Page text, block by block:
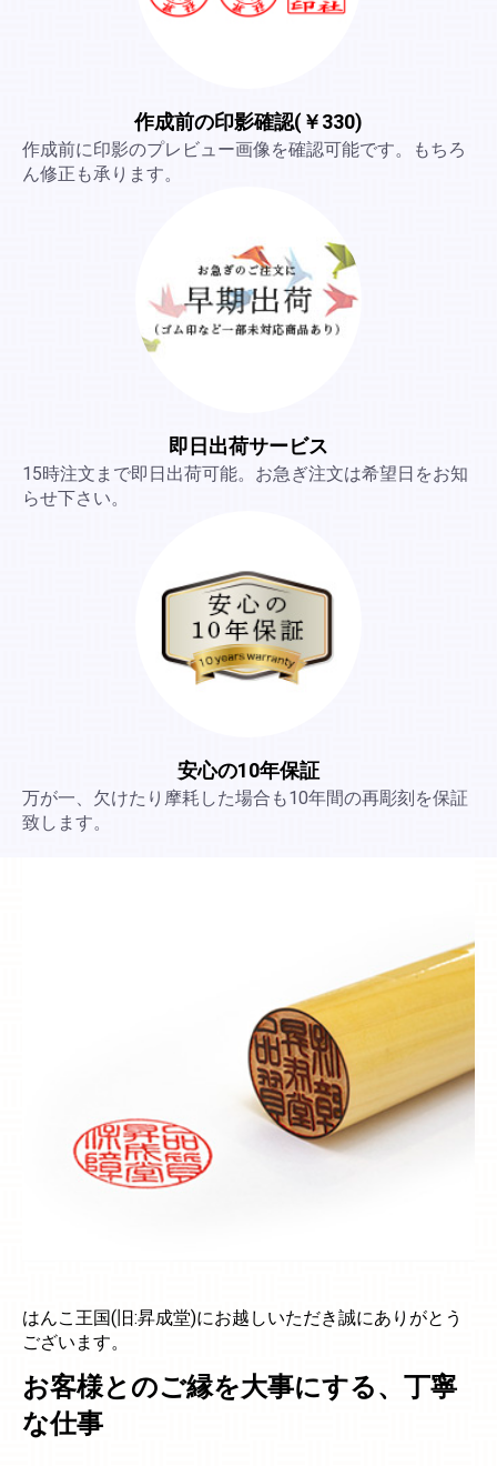
作成前の印影確認(￥330)
作成前に印影のプレビュー画像を確認可能です。もちろ
ん修正も承ります。
即日出荷サービス
15時注文まで即日出荷可能。お急ぎ注文は希望日をお知
らせ下さい。
安心の10年保証
万が一、欠けたり摩耗した場合も10年間の再彫刻を保証
致します。
はんこ王国(旧:昇成堂)にお越しいただき誠にありがとう
ございます。
お客様とのご縁を大事にする、丁寧
な仕事